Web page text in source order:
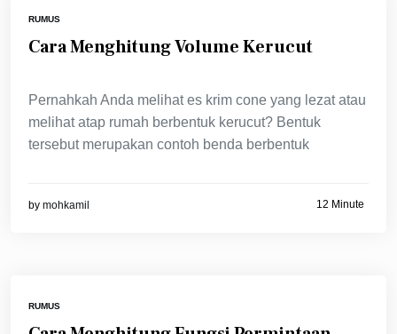
RUMUS
Cara Menghitung Volume Kerucut
Pernahkah Anda melihat es krim cone yang lezat atau
melihat atap rumah berbentuk kerucut? Bentuk
tersebut merupakan contoh benda berbentuk
by mohkamil 12 Minute
RUMUS